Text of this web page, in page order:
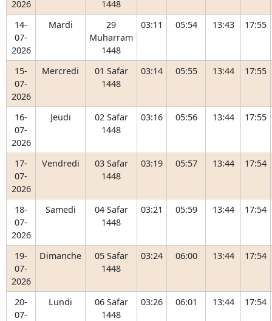
2026
1448
14-
07-
2026
Mardi
29
Muharram
1448
03:11 05:54 13:43 17:55
15-
07-
2026
Mercredi
01 Safar
1448
03:14 05:55 13:44 17:55
16-
07-
2026
Jeudi
02 Safar
1448
03:16 05:56 13:44 17:55
17-
07-
2026
Vendredi
03 Safar
1448
03:19 05:57 13:44 17:54
18-
07-
2026
Samedi
04 Safar
1448
03:21 05:59 13:44 17:54
19-
07-
2026
Dimanche
05 Safar
1448
03:24 06:00 13:44 17:54
20-
07-
Lundi
06 Safar
1448
03:26 06:01 13:44 17:54